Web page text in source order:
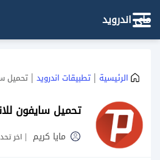
ماي اندرويد
الرئيسية | تطبيقات اندرويد | تحميل
تحميل سايفون
مايا كريم | اخر